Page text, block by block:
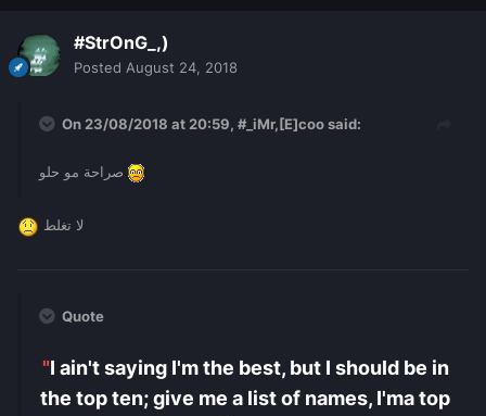
#StrOnG_,)
Posted August 24, 2018
On 23/08/2018 at 20:59, #_iMr,[E]coosaid:
Quote
"I ain't saying I'm the best, but I should be in
the top ten; give me a list of names, I'ma top